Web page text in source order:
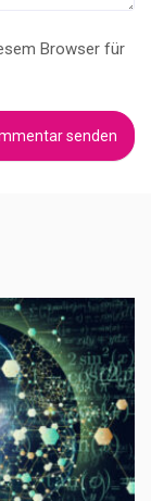
Browser für